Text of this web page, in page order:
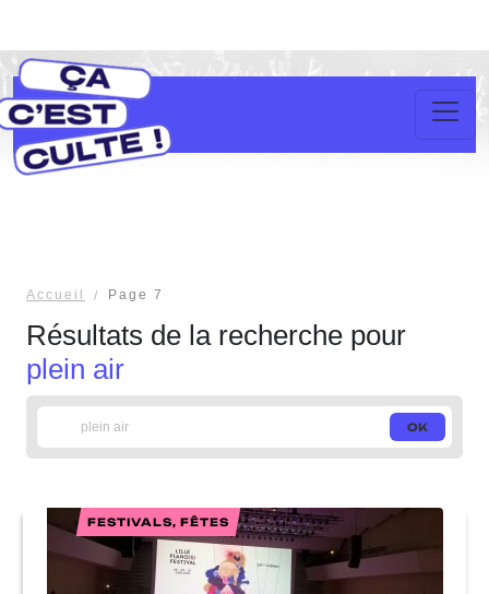
Accueil Page 7
Résultats de la recherche pour
plein air
FESTIVALS, FÊTES